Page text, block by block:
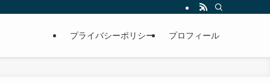
プライバシーポリシー プロフィール